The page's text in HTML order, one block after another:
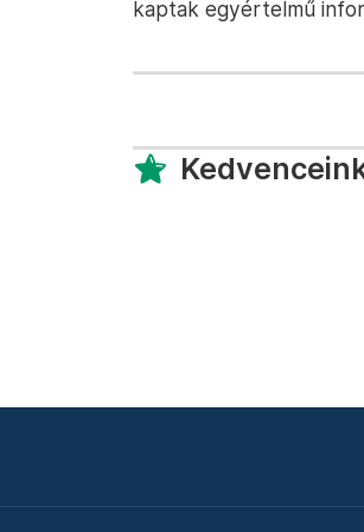
kaptak egyértelmű